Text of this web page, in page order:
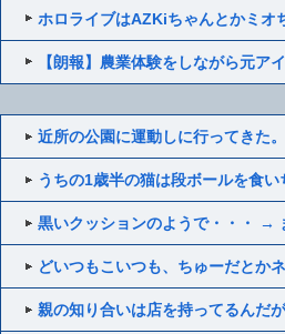
ホロライブはAZKiちゃんとかミオ
【朗報】農業体験をしながら元ア
近所の公園に運動しに行ってきた
うちの1歳半の猫は段ボールを食い
黒いクッションのようで・・・ →
どいつもこいつも、ちゅーだとか
親の知り合いは店を持ってるんだ